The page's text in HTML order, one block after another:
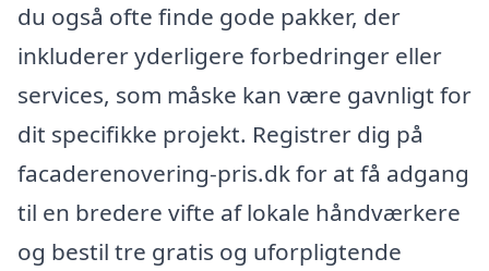
du også ofte finde gode pakker, der
inkluderer yderligere forbedringer eller
services, som måske kan være gavnligt for
dit specifikke projekt. Registrer dig på
facaderenovering-pris.dk for at få adgang
til en bredere vifte af lokale håndværkere
og bestil tre gratis og uforpligtende